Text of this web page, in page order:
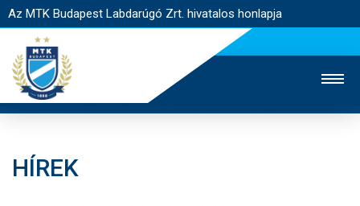
Az MTK Budapest Labdarúgó Zrt. hivatalos honlapja
HÍREK